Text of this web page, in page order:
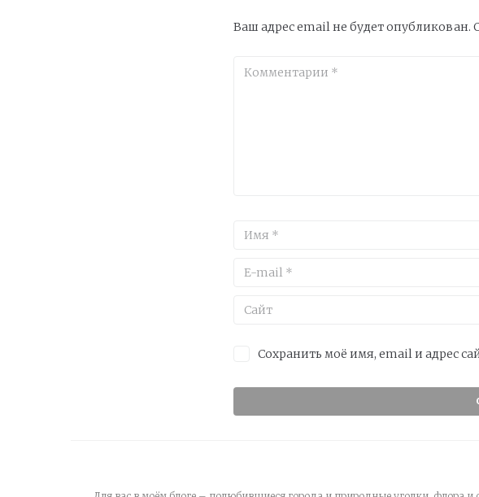
Ваш адрес email не будет опубликован.
Сохранить моё имя, email и адрес